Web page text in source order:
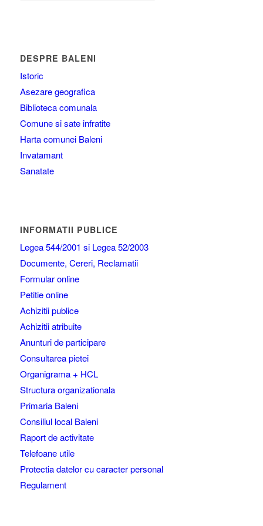
DESPRE BALENI
Istoric
Asezare geografica
Biblioteca comunala
Comune si sate infratite
Harta comunei Baleni
Invatamant
Sanatate
INFORMATII PUBLICE
Legea 544/2001 si Legea 52/2003
Documente, Cereri, Reclamatii
Formular online
Petitie online
Achizitii publice
Achizitii atribuite
Anunturi de participare
Consultarea pietei
Organigrama + HCL
Structura organizationala
Primaria Baleni
Consiliul local Baleni
Raport de activitate
Telefoane utile
Protectia datelor cu caracter personal
Regulament